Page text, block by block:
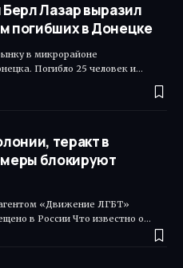
Лазар выразил
погибших в Донецке
в микрорайоне
Погибло 25 человек и…
теракт в
блокируют
«Движение ЛГБТ»
в России Что известно о…